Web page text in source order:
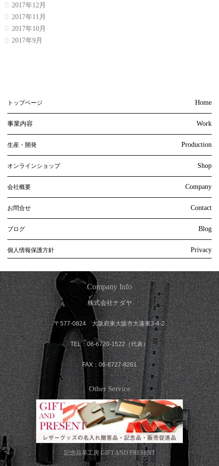
2017年12月
2017年11月
2017年10月
2017年9月
トップページ Home
事業内容 Work
生産・開発 Production
オンラインショップ Shop
会社概要 Company
お問合せ Contact
ブログ Blog
個人情報保護方針 Privacy
Company Info
株式会社ナダヤ
〒577-0824 大阪府東大阪市大蓮東3-4-2
TEL：06-6720-1522（代表）
FAX：06-6727-8261
Other Service
記念品革工房 GIFT AND PRESENT